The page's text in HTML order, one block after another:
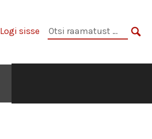
Logi sisse
Otsi